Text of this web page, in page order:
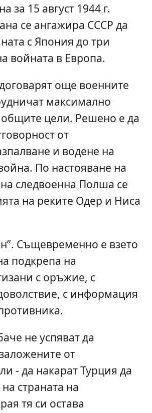
за 15 август 1944 г.
се ангажира СССР да
с Япония до три
войната в Европа.
още военните
максимално
цели. Решено е да
от
и водене на
По настояване на
следвоенна Полша се
на реките Одер и Ниса
Същевременно е взето
подкрепа на
с оръжие, с
с информация
не успяват да
от
- да накарат Турция да
страната на
тя си остава